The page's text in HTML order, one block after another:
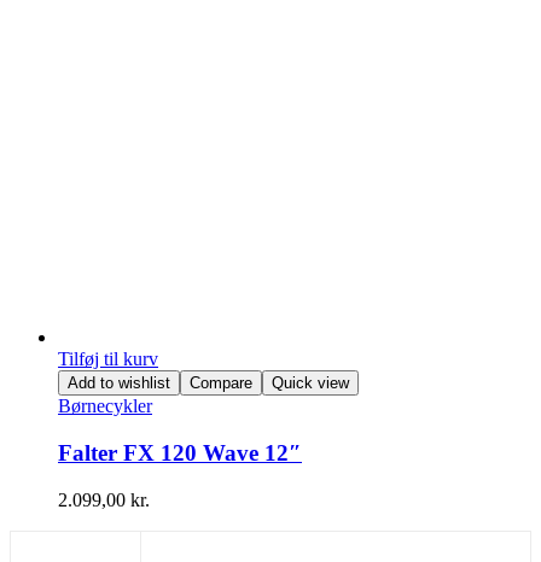
Tilføj til kurv
Add to wishlist Compare Quick view
Børnecykler
Falter FX 120 Wave 12″
2.099,00 kr.